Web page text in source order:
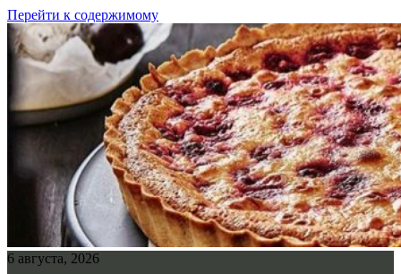
Перейти к содержимому
6 августа, 2026